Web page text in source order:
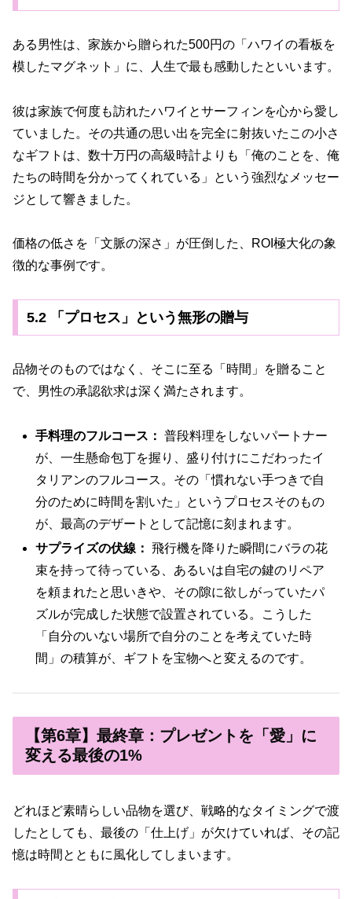
ある男性は、家族から贈られた500円の「ハワイの看板を
模したマグネット」に、人生で最も感動したといいます。
彼は家族で何度も訪れたハワイとサーフィンを心から愛し
ていました。その共通の思い出を完全に射抜いたこの小さ
なギフトは、数十万円の高級時計よりも「俺のことを、俺
たちの時間を分かってくれている」という強烈なメッセー
ジとして響きました。
価格の低さを「文脈の深さ」が圧倒した、ROI極大化の象
徴的な事例です。
5.2 「プロセス」という無形の贈与
品物そのものではなく、そこに至る「時間」を贈ること
で、男性の承認欲求は深く満たされます。
手料理のフルコース： 普段料理をしないパートナー
が、一生懸命包丁を握り、盛り付けにこだわったイ
タリアンのフルコース。その「慣れない手つきで自
分のために時間を割いた」というプロセスそのもの
が、最高のデザートとして記憶に刻まれます。
サプライズの伏線： 飛行機を降りた瞬間にバラの花
束を持って待っている、あるいは自宅の鍵のリペア
を頼まれたと思いきや、その隙に欲しがっていたパ
ズルが完成した状態で設置されている。こうした
「自分のいない場所で自分のことを考えていた時
間」の積算が、ギフトを宝物へと変えるのです。
【第6章】最終章：プレゼントを「愛」に
変える最後の1%
どれほど素晴らしい品物を選び、戦略的なタイミングで渡
したとしても、最後の「仕上げ」が欠けていれば、その記
憶は時間とともに風化してしまいます。